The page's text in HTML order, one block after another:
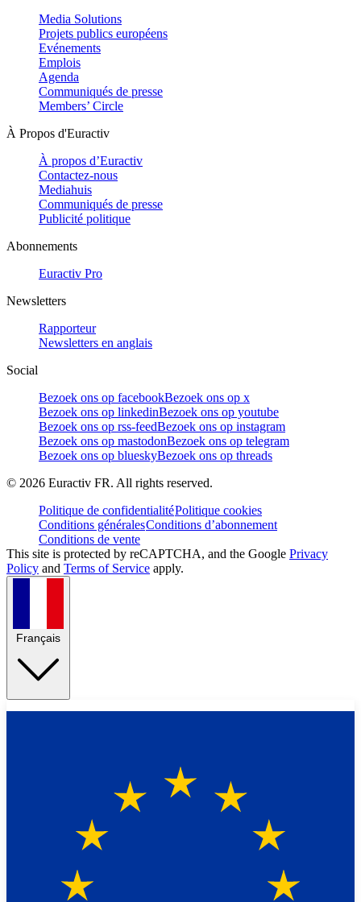
Media Solutions
Projets publics européens
Evénements
Emplois
Agenda
Communiqués de presse
Members’ Circle
À Propos d'Euractiv
À propos d’Euractiv
Contactez-nous
Mediahuis
Communiqués de presse
Publicité politique
Abonnements
Euractiv Pro
Newsletters
Rapporteur
Newsletters en anglais
Social
Bezoek ons op facebookBezoek ons op x
Bezoek ons op linkedinBezoek ons op youtube
Bezoek ons op rss-feedBezoek ons op instagram
Bezoek ons op mastodonBezoek ons op telegram
Bezoek ons op blueskyBezoek ons op threads
© 2026 Euractiv FR. All rights reserved.
Politique de confidentialitéPolitique cookies
Conditions généralesConditions d’abonnement
Conditions de vente
This site is protected by reCAPTCHA, and the Google Privacy
Policy and Terms of Service apply.
Français